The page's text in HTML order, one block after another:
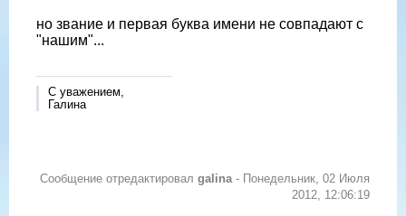
но звание и первая буква имени не совпадают с
"нашим"...
С уважением,
Галина
Сообщение отредактировал galina - Понедельник, 02 Июля
2012, 12:06:19